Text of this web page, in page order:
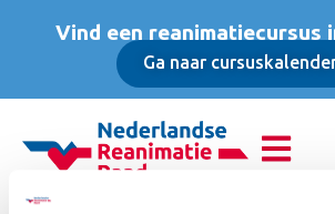
Vind een reanimatiecursus
Ga naar